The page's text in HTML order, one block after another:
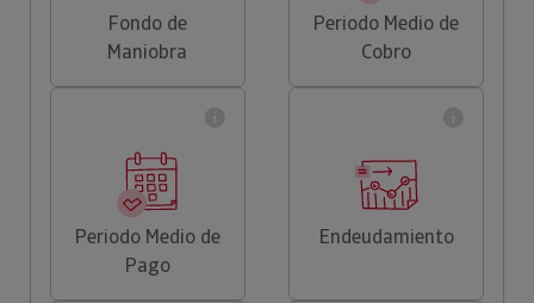
Fondo de
Maniobra
Periodo Medio de
Cobro
Periodo Medio de
Pago
Endeudamiento